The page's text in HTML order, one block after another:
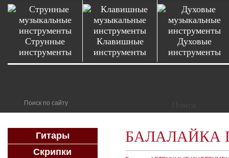
Струнные
инструменты
Клавишные
инструменты
Духовые
инструменты
БАЛАЛАЙКА
Гитары
Скрипки